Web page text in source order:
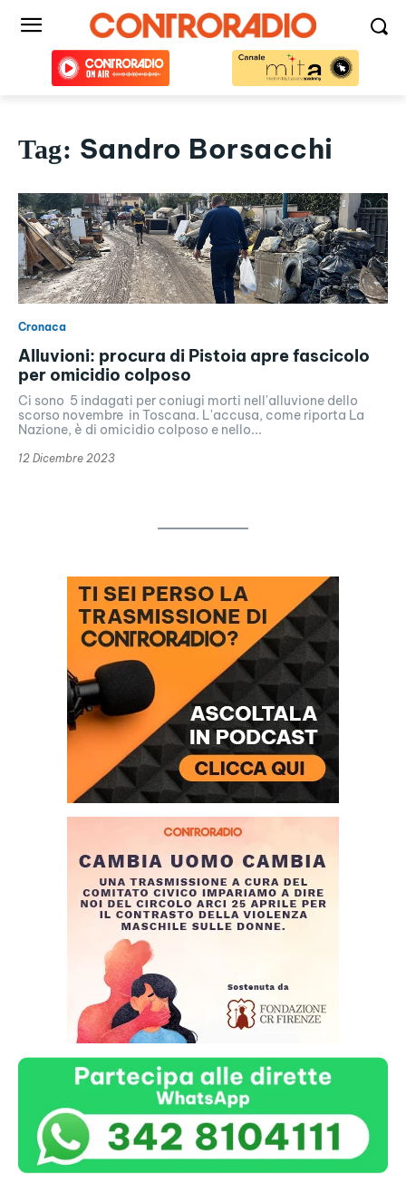
Tag: Sandro Borsacchi
Cronaca
Alluvioni: procura di Pistoia apre fascicolo
per omicidio colposo
Ci sono 5 indagati per coniugi morti nell'alluvione dello
scorso novembre in Toscana. L'accusa, come riporta La
Nazione, è di omicidio colposo e nello...
12 Dicembre 2023